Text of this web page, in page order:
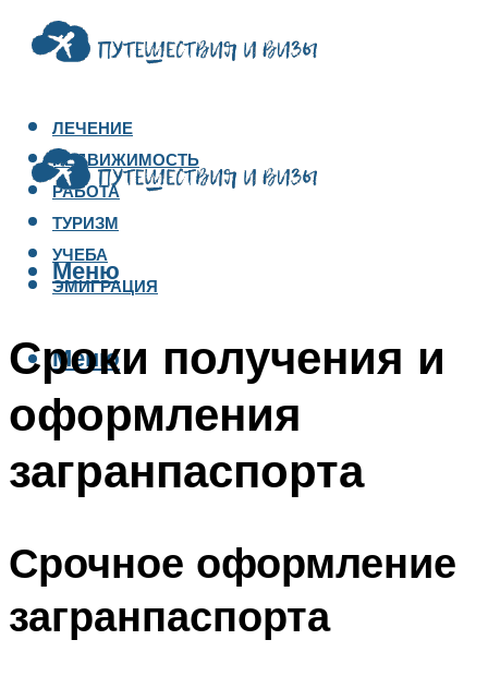
ЛЕЧЕНИЕ
НЕДВИЖИМОСТЬ
РАБОТА
ТУРИЗМ
УЧЕБА
ЭМИГРАЦИЯ
Меню
Меню
Сроки получения и
оформления
загранпаспорта
Срочное оформление
загранпаспорта